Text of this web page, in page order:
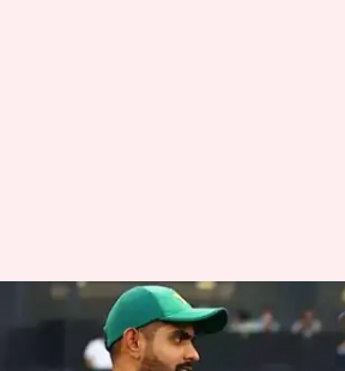
బాబర్ కంటే కోహ్లీనే
ఆల్ రౌండర్